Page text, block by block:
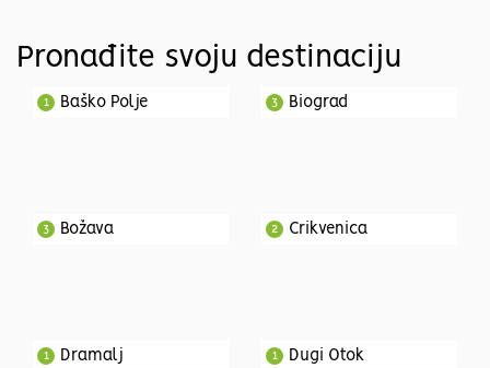
Pronađite svoju destinaciju
Baško Polje
1 Biograd
3
Božava
3 Crikvenica
2
Dramalj
1 Dugi Otok
1